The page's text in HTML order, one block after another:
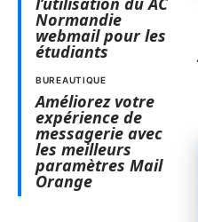
Normandie
webmail pour les
étudiants
BUREAUTIQUE
Améliorez votre
expérience de
messagerie avec
les meilleurs
paramètres Mail
Orange